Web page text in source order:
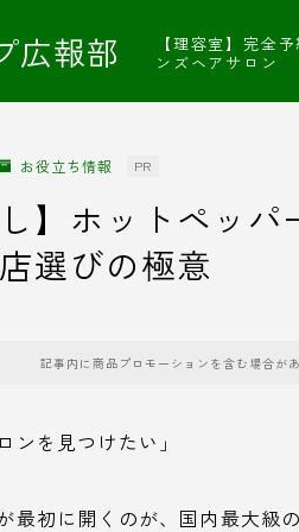
広報部
【理容室】完全
ンズヘアサロン
お役立ち情報 PR
】ホットペッパ
選びの極意
記事内に商品プロモーションを含む場合が
ンを見つけたい」
最初に開くのが、国内最大級